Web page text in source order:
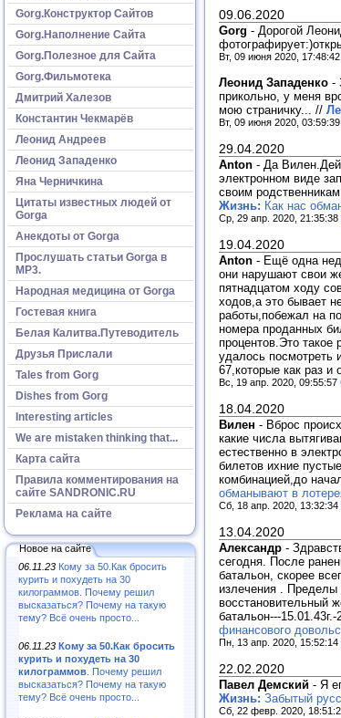
Gorg.Конструктор Сайтов
Gorg.Наполнение Сайта
Gorg.Полезное для Сайта
Gorg.Фильмотека
Дмитрий Халезов
Константин Чекмарёв
Леонид Андреев
Леонид Западенко
Яна Черничкина
Цитаты известных людей от
Gorga
Анекдоты от Gorga
Прослушать статьи Gorga в
МР3.
Народная медицина от Gorga
Гостевая книга
Белая Калитва.Путеводитель
Друзья Прислали
Tales from Gorg
Dishes from Gorg
Interesting articles
We are mistaken thinking that...
Карта сайта
Правила комментирования на
сайте SANDRONIC.RU
Реклама на сайте
Новое на сайте
06.11.23 Кому за 50.Как бросить
курить и похудеть на 30
килограммов. Почему решил
высказаться? Почему на такую
тему? Всё очень просто...
06.11.23 Кому за 50.Как бросить
курить и похудеть на 30
килограммов . Почему решил
высказаться? Почему на такую
тему? Всё очень просто...
09.06.2020
Gorg - Дорогой
Вт, 09 июня 2020, 17:48:42
Леонид Западенко -
прикольно, у меня
мою страничку... //
Вт, 09 июня 2020, 03:59:39
29.04.2020
Anton - Да
электронном виде
своим
Жизнь: Как нас
Ср, 29 апр. 2020, 21:35:38
19.04.2020
Anton - Ещё одна
они нарушают свои
пятнадцатом ходу
ходов,а это бывает
работы,побежал на
номера проданных
процентов.Это
удалось посмотреть
67,которые как раз и
Вс, 19 апр. 2020, 09:55:57
18.04.2020
Вилен - Вброс
какие числа
естественно в
билетов ихние
комбинацией,до
обманывают в
Сб, 18 апр. 2020, 13:32:34
13.04.2020
Александр -
сегодня. После
батальон, скорее
излечения . Пределы
восстановительный
батальон---
финансового
Пн, 13 апр. 2020, 15:52:14
22.02.2020
Павел Демский - Я
Жизнь: Забытый
Сб, 22 февр. 2020,